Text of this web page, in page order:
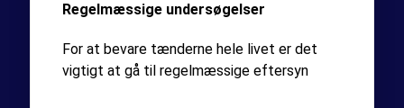
Regelmæssige undersøgelser
For at bevare tænderne hele livet er det
vigtigt at gå til regelmæssige eftersyn